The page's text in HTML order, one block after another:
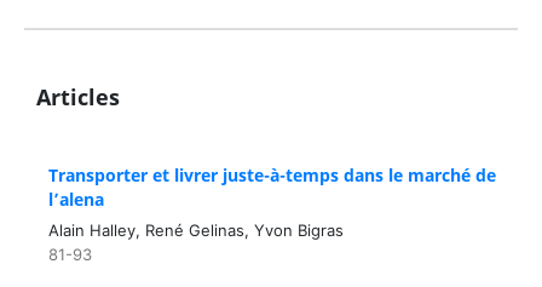
Articles
Transporter et livrer juste-à-temps dans le marché de
l’alena
Alain Halley, René Gelinas, Yvon Bigras
81-93